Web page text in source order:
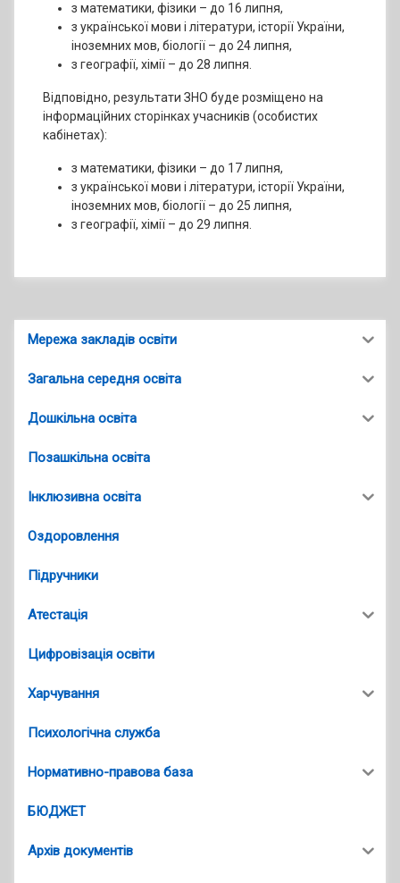
з математики, фізики – до 16 липня,
з української мови і літератури, історії України,
іноземних мов, біології – до 24 липня,
з географії, хімії – до 28 липня.
Відповідно, результати ЗНО буде розміщено на
інформаційних сторінках учасників (особистих
кабінетах):
з математики, фізики – до 17 липня,
з української мови і літератури, історії України,
іноземних мов, біології – до 25 липня,
з географії, хімії – до 29 липня.
Мережа закладів освіти
Загальна середня освіта
Дошкільна освіта
Позашкільна освіта
Інклюзивна освіта
Оздоровлення
Підручники
Атестація
Цифровізація освіти
Харчування
Психологічна служба
Нормативно-правова база
БЮДЖЕТ
Архів документів